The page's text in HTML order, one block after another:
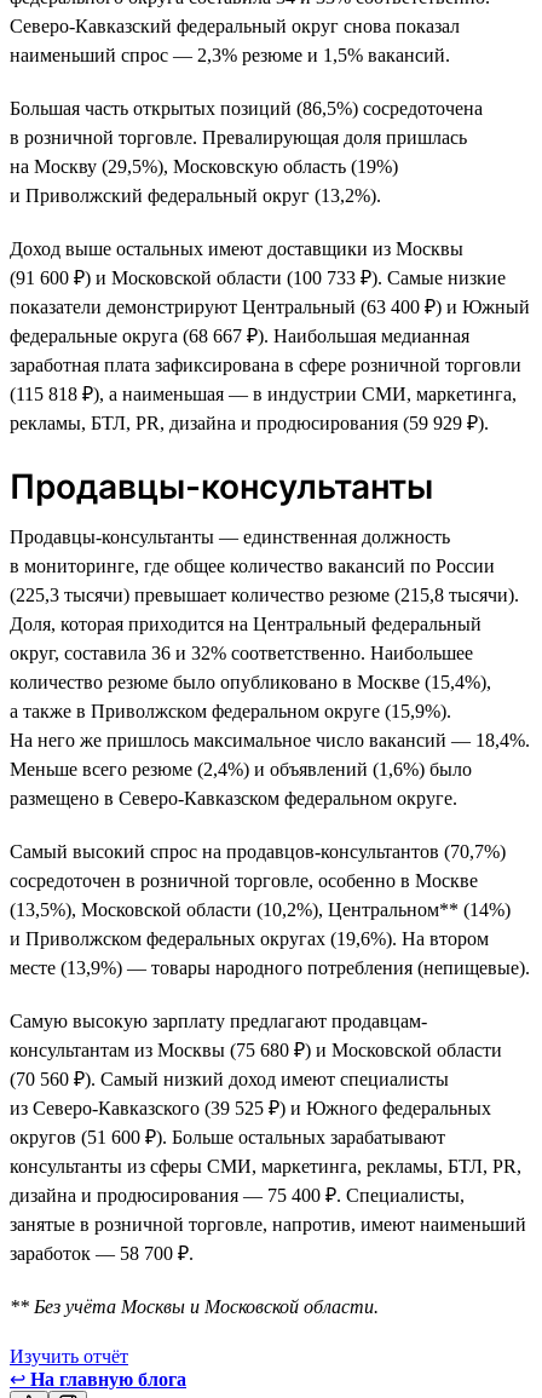
Северо-Кавказский федеральный округ снова показал
наименьший спрос — 2,3% резюме и 1,5% вакансий.
Большая часть открытых позиций (86,5%) сосредоточена
в розничной торговле. Превалирующая доля пришлась
на Москву (29,5%), Московскую область (19%)
и Приволжский федеральный округ (13,2%).
Доход выше остальных имеют доставщики из Москвы
(91 600 ₽) и Московской области (100 733 ₽). Самые низкие
показатели демонстрируют Центральный (63 400 ₽) и Южный
федеральные округа (68 667 ₽). Наибольшая медианная
заработная плата зафиксирована в сфере розничной торговли
(115 818 ₽), а наименьшая — в индустрии СМИ, маркетинга,
рекламы, БТЛ, PR, дизайна и продюсирования (59 929 ₽).
Продавцы-консультанты
Продавцы-консультанты — единственная должность
в мониторинге, где общее количество вакансий по России
(225,3 тысячи) превышает количество резюме (215,8 тысячи).
Доля, которая приходится на Центральный федеральный
округ, составила 36 и 32% соответственно. Наибольшее
количество резюме было опубликовано в Москве (15,4%),
а также в Приволжском федеральном округе (15,9%).
На него же пришлось максимальное число вакансий — 18,4%.
Меньше всего резюме (2,4%) и объявлений (1,6%) было
размещено в Северо-Кавказском федеральном округе.
Самый высокий спрос на продавцов-консультантов (70,7%)
сосредоточен в розничной торговле, особенно в Москве
(13,5%), Московской области (10,2%), Центральном** (14%)
и Приволжском федеральных округах (19,6%). На втором
месте (13,9%) — товары народного потребления (непищевые).
Самую высокую зарплату предлагают продавцам-
консультантам из Москвы (75 680 ₽) и Московской области
(70 560 ₽). Самый низкий доход имеют специалисты
из Северо-Кавказского (39 525 ₽) и Южного федеральных
округов (51 600 ₽). Больше остальных зарабатывают
консультанты из сферы СМИ, маркетинга, рекламы, БТЛ, PR,
дизайна и продюсирования — 75 400 ₽. Специалисты,
занятые в розничной торговле, напротив, имеют наименьший
заработок — 58 700 ₽.
** Без учёта Москвы и Московской области.
Изучить отчёт
↩ На главную блога